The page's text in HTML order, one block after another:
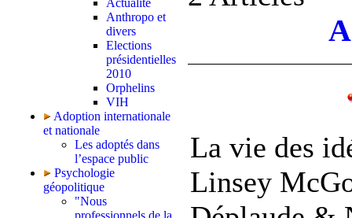
Actualité
Anthropo et
divers
Elections
présidentielles
2010
Orphelins
VIH
Adoption internationale
et nationale
Les adoptés dans
l’espace public
Psychologie
géopolitique
"Nous
professionnels de la
La vie des
Linsey